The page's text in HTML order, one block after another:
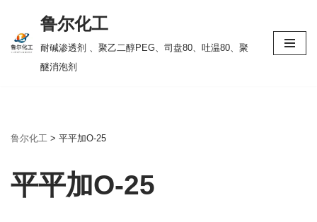
跳
鲁尔化工
耐碱渗透剂 、聚乙二醇PEG、司盘80、吐温80、聚
醚消泡剂
鲁尔化工 > 平平加O-25
平平加O-25